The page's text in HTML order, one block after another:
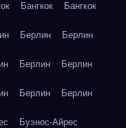
Бангкок Бангкок
Берлин Берлин
Берлин Берлин
Берлин Берлин
Буэнос-Айрес